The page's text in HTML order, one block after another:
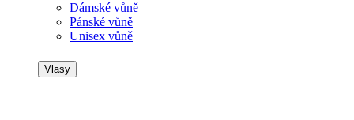
Dámské vůně
Pánské vůně
Unisex vůně
Vlasy